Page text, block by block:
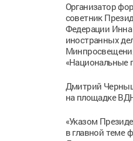
Организатор
советник
Федерации Инна
иностранных
«Национальные
Дмитрий
на площадке
«Указом
в главной теме